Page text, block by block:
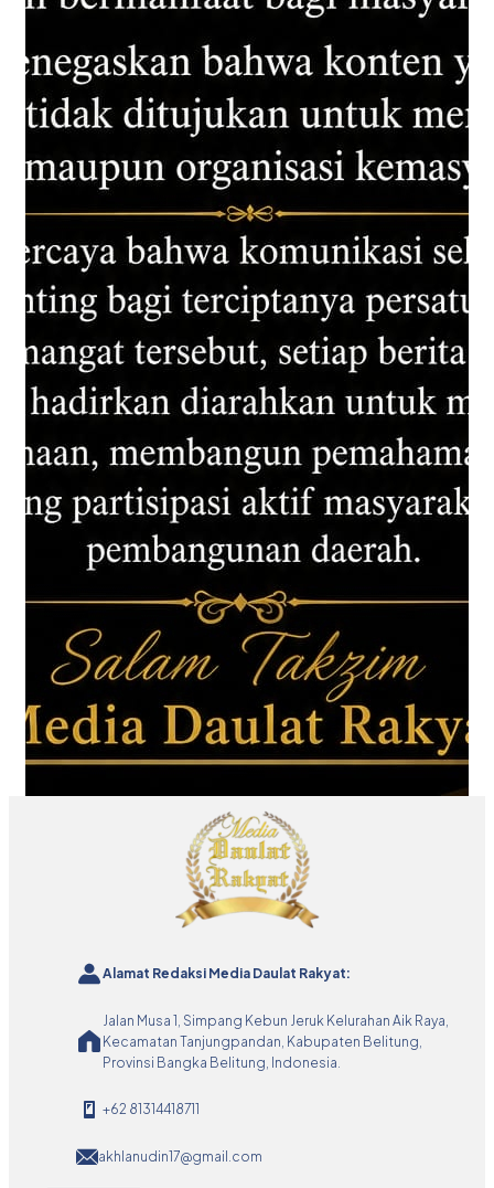
Alamat Redaksi Media Daulat Rakyat:
Jalan Musa 1, Simpang Kebun Jeruk Kelurahan Aik Raya,
Kecamatan Tanjungpandan, Kabupaten Belitung,
Provinsi Bangka Belitung, Indonesia.
+62 81314418711
akhlanudin17@gmail.com